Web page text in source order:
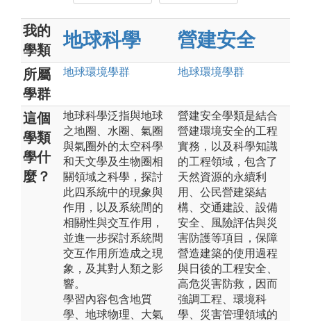
我的
學類
地球科學 營建安全
所屬
學群
地球環境學群 地球環境學群
這個
學類
學什
麼？
地球科學泛指與地球
之地圈、水圈、氣圈
與氣圈外的太空科學
和天文學及生物圈相
關領域之科學，探討
此四系統中的現象與
作用，以及系統間的
相關性與交互作用，
並進一步探討系統間
交互作用所造成之現
象，及其對人類之影
響。
學習內容包含地質
學、地球物理、大氣
營建安全學類是結合
營建環境安全的工程
實務，以及科學知識
的工程領域，包含了
天然資源的永續利
用、公民營建築結
構、交通建設、設備
安全、風險評估與災
害防護等項目，保障
營造建築的使用過程
與日後的工程安全、
高危災害防救，因而
強調工程、環境科
學、災害管理領域的